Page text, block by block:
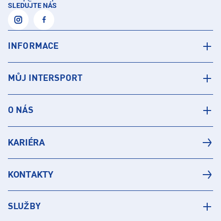
SLEDUJTE NÁS
INFORMACE
MŮJ INTERSPORT
O NÁS
KARIÉRA
KONTAKTY
SLUŽBY